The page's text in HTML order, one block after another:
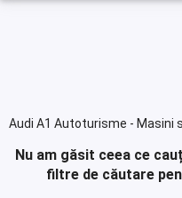
Audi A1 Autoturisme - Masini
Nu am găsit ceea ce
filtre de căutare